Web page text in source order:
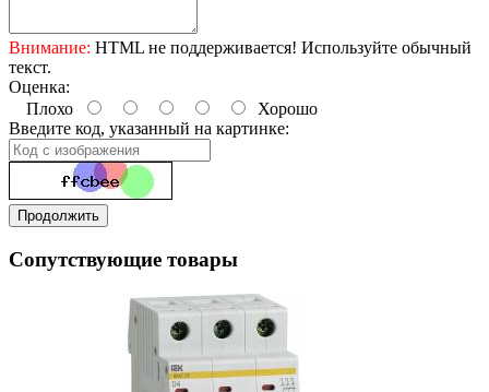
Внимание: HTML не поддерживается! Используйте обычный
текст.
Оценка:
Плохо
Хорошо
Введите код, указанный на картинке:
Продолжить
Сопутствующие товары